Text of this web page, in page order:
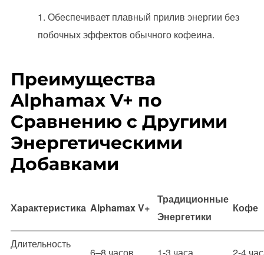
Обеспечивает плавный прилив энергии без
побочных эффектов обычного кофеина.
Преимущества
Alphamax V+ по
Сравнению с Другими
Энергетическими
Добавками
Характеристика Alphamax V+
Традиционные
Энергетики
Кофе
Длительность